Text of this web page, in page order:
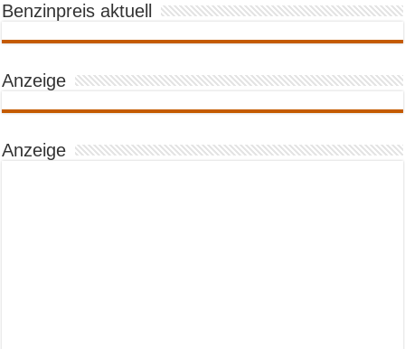
Benzinpreis aktuell
Anzeige
Anzeige